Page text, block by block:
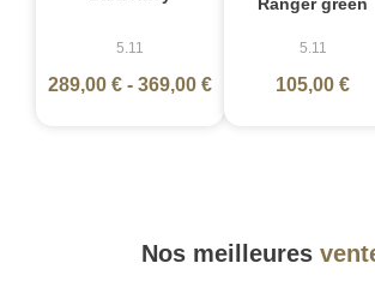
5.11
289,00 € - 369,00 €
Ranger green
5.11
105,00 €
Nos meilleures